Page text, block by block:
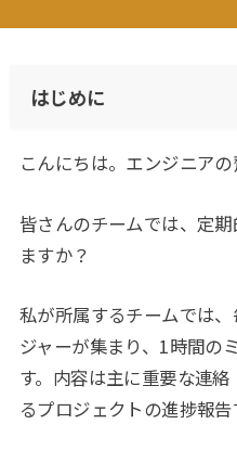
はじめに
こんにちは。エンジニアの
皆さんのチームでは、定
ますか？
私が所属するチームでは
ジャーが集まり、1時間の
す。内容は主に重要な連
るプロジェクトの進捗報告